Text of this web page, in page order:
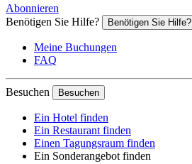
Abonnieren
Benötigen Sie Hilfe?
Benötigen Sie Hilfe?
Meine Buchungen
FAQ
Besuchen Besuchen
Ein Hotel finden
Ein Restaurant finden
Einen Tagungsraum finden
Ein Sonderangebot finden